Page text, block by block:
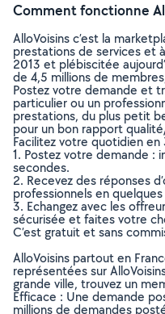
Comment fonctionne
AlloVoisins c’est la
prestations de services et
2013 et plébiscitée
de 4,5 millions de
Postez votre demande et
particulier ou un
prestations, du plus petit
pour un bon rapport
Facilitez votre quotidien en
1. Postez votre demande :
secondes.
2. Recevez des réponses
professionnels en
3. Echangez avec les
sécurisée et faites votre
C’est gratuit et sans
AlloVoisins partout en
représentées sur
grande ville, trouvez un
Efficace : Une demande
millions de demandes